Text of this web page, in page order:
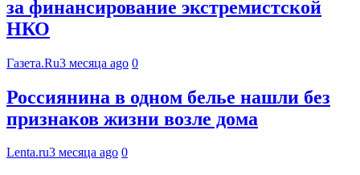
за финансирование экстремистской
НКО
Газета.Ru3 месяца ago 0
Россиянина в одном белье нашли без
признаков жизни возле дома
Lenta.ru3 месяца ago 0